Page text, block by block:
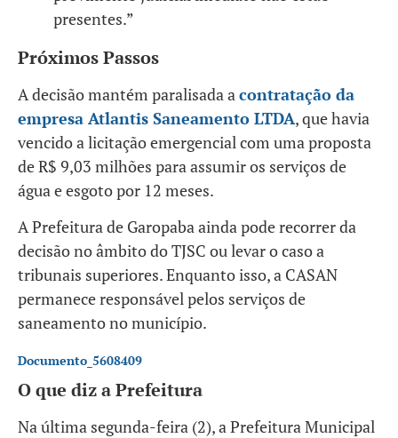
presentes.”
Próximos Passos
A decisão mantém paralisada a contratação da
empresa Atlantis Saneamento LTDA, que havia
vencido a licitação emergencial com uma proposta
de R$ 9,03 milhões para assumir os serviços de
água e esgoto por 12 meses​.
A Prefeitura de Garopaba ainda pode recorrer da
decisão no âmbito do TJSC ou levar o caso a
tribunais superiores. Enquanto isso, a CASAN
permanece responsável pelos serviços de
saneamento no município.
Documento_5608409
O que diz a Prefeitura
Na última segunda-feira (2), a Prefeitura Municipal